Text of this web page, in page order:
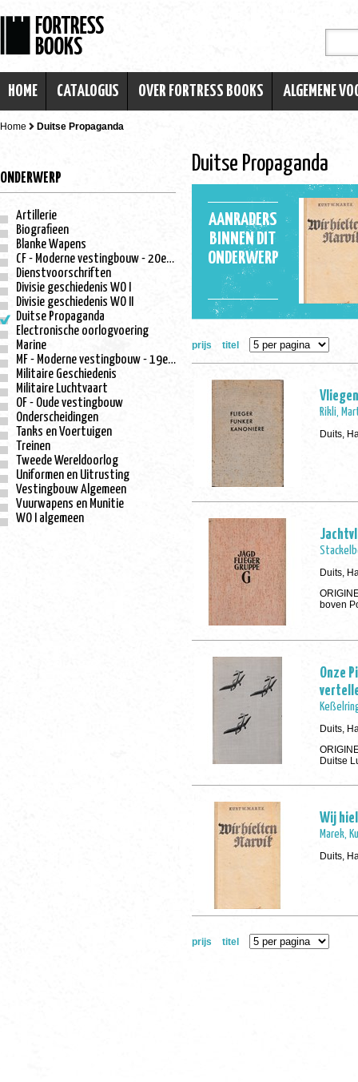
HOME CATALOGUS OVER FORTRESS BOOKS ALGEMENE
Home Duitse Propaganda
ONDERWERP
Artillerie
Biografieen
Blanke Wapens
CF - Moderne vestingbouw - 20e eeuw
Dienstvoorschriften
Divisie geschiedenis WO I
Divisie geschiedenis WO II
Duitse Propaganda
Electronische oorlogvoering
Marine
MF - Moderne vestingbouw - 19e eeuw
Militaire Geschiedenis
Militaire Luchtvaart
OF - Oude vestingbouw
Onderscheidingen
Tanks en Voertuigen
Treinen
Tweede Wereldoorlog
Uniformen en Uitrusting
Vestingbouw Algemeen
Vuurwapens en Munitie
WO I algemeen
Duitse Propaganda
AANRADERS
BINNEN DIT
ONDERWERP
prijs titel
Rikli,
Duits,
Duits,
boven
Onze
Duits,
Duitse
Wij
Marek,
Duits,
prijs titel